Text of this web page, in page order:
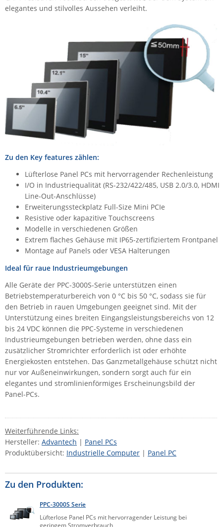
Netio
Power Kingdom
Poynting
Raritan
Riello UPS
Server Technology
Siretta
SIRIO Antenne
Sunbird
Tactical Software
TEKTELIC
Teltonika
Unwired Networks
Vision
WATTECO
Westermo
Yuasa
ZPE Systems
News zu unseren Herstellern
elegantes und stilvolles Aussehen verleiht.
Zu den Key features zählen:
Lüfterlose Panel PCs mit hervorragender Rechenleistung
I/O in Industriequalität (RS-232/422/485, USB 2.0/3.0,
Line-Out-Anschlüsse)
Erweiterungssteckplatz Full-Size Mini PCIe
Resistive oder kapazitive Touchscreens
Modelle in verschiedenen Größen
Extrem flaches Gehäuse mit IP65-zertifiziertem Frontpanel
Montage auf Panels oder VESA Halterungen
Ideal für raue Industrieumgebungen
Alle Geräte der PPC-3000S-Serie unterstützen einen
Betriebstemperaturbereich von 0 °C bis 50 °C, sodass sie für
den Betrieb in rauen Umgebungen geeignet sind. Mit der
Unterstützung eines breiten Eingangsleistungsbereichs von 12
bis 24 VDC können die PPC-Systeme in verschiedenen
Industrieumgebungen betrieben werden, ohne dass ein
zusätzlicher Stromrichter erforderlich ist oder erhöhte
Energiekosten entstehen. Das Ganzmetallgehäuse schützt nicht
nur vor Außeneinwirkungen, sondern sorgt auch für ein
elegantes und stromlinienförmiges Erscheinungsbild der
Panel-PCs.
Weiterführende Links:
Hersteller: Advantech | Panel PCs
Produktübersicht: Industrielle Computer | Panel PC
Zu den Produkten:
PPC-3000S Serie
Lüfterlose Panel PCs mit hervorragender Leistung bei
geringem Stromverbrauch